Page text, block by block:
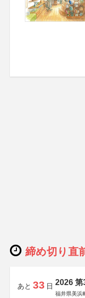
締め切り直
あと 33 日 2026 第
福井県美浜